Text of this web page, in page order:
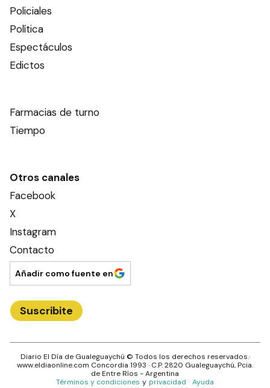
Policiales
Política
Espectáculos
Edictos
Farmacias de turno
Tiempo
Otros canales
Facebook
X
Instagram
Contacto
Añadir como fuente en
Suscribite
Diario El Día de Gualeguaychú © Todos los derechos reservados.·
www.eldiaonline.com Concordia 1993 · C.P.2820 Gualeguaychú, Pcia.
deEntre Ríos - Argentina
Términos y condiciones y privacidad · Ayuda